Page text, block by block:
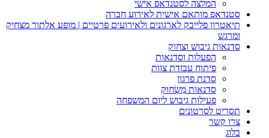
המלצה לסטנדאפ אישי
סטנדאפ מותאם אישית לאירוע חברה
תיאטרון פלייבק לארגונים ולאירועים פרטיים | מופע אלתור מצחיק
ומרגש
סדנאות גיבוש וצחוק
הפעלות וסדנאות
פיתוח עבודת צוות
סדנת פרגון
סדנאות מִשְׂחוּק
פעילות גיבוש ליום המשפחה
תסריט לסרטונים
צרו קשר
בלוג